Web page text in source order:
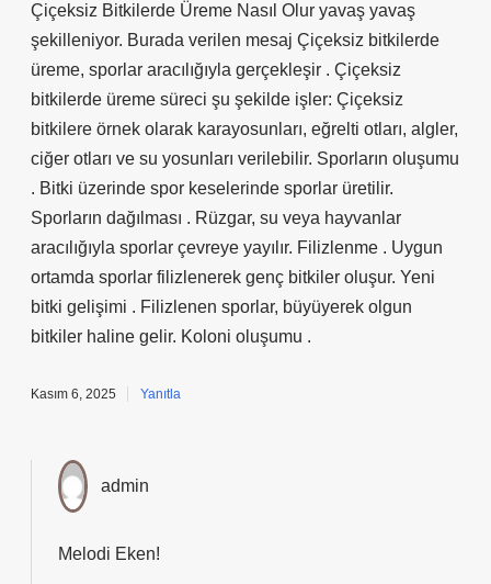
Çiçeksiz Bitkilerde Üreme Nasıl Olur yavaş yavaş
şekilleniyor. Burada verilen mesaj Çiçeksiz bitkilerde
üreme, sporlar aracılığıyla gerçekleşir . Çiçeksiz
bitkilerde üreme süreci şu şekilde işler: Çiçeksiz
bitkilere örnek olarak karayosunları, eğrelti otları, algler,
ciğer otları ve su yosunları verilebilir. Sporların oluşumu
. Bitki üzerinde spor keselerinde sporlar üretilir.
Sporların dağılması . Rüzgar, su veya hayvanlar
aracılığıyla sporlar çevreye yayılır. Filizlenme . Uygun
ortamda sporlar filizlenerek genç bitkiler oluşur. Yeni
bitki gelişimi . Filizlenen sporlar, büyüyerek olgun
bitkiler haline gelir. Koloni oluşumu .
Kasım 6, 2025 Yanıtla
Melodi Eken!